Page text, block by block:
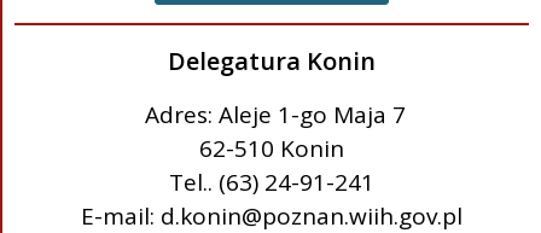
Delegatura Konin
Adres: Aleje 1-go Maja 7
62-510 Konin
Tel.. (63) 24-91-241
E-mail: d.konin@poznan.wiih.gov.pl